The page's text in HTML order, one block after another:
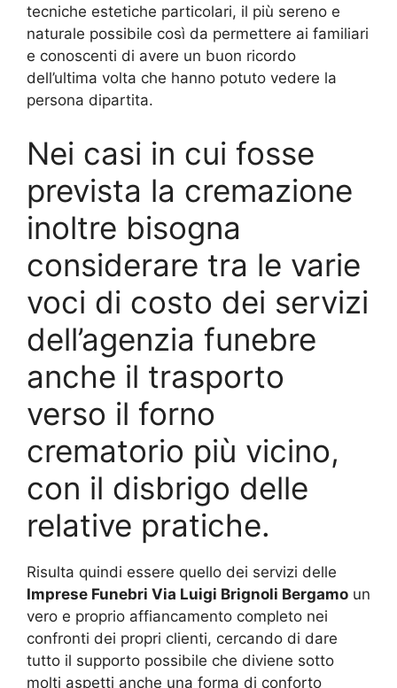
tecniche estetiche particolari, il più sereno e
naturale possibile così da permettere ai familiari
e conoscenti di avere un buon ricordo
dell’ultima volta che hanno potuto vedere la
persona dipartita.
Nei casi in cui fosse
prevista la cremazione
inoltre bisogna
considerare tra le varie
voci di costo dei servizi
dell’agenzia funebre
anche il trasporto
verso il forno
crematorio più vicino,
con il disbrigo delle
relative pratiche.
Risulta quindi essere quello dei servizi delle
Imprese Funebri Via Luigi Brignoli Bergamo un
vero e proprio affiancamento completo nei
confronti dei propri clienti, cercando di dare
tutto il supporto possibile che diviene sotto
molti aspetti anche una forma di conforto